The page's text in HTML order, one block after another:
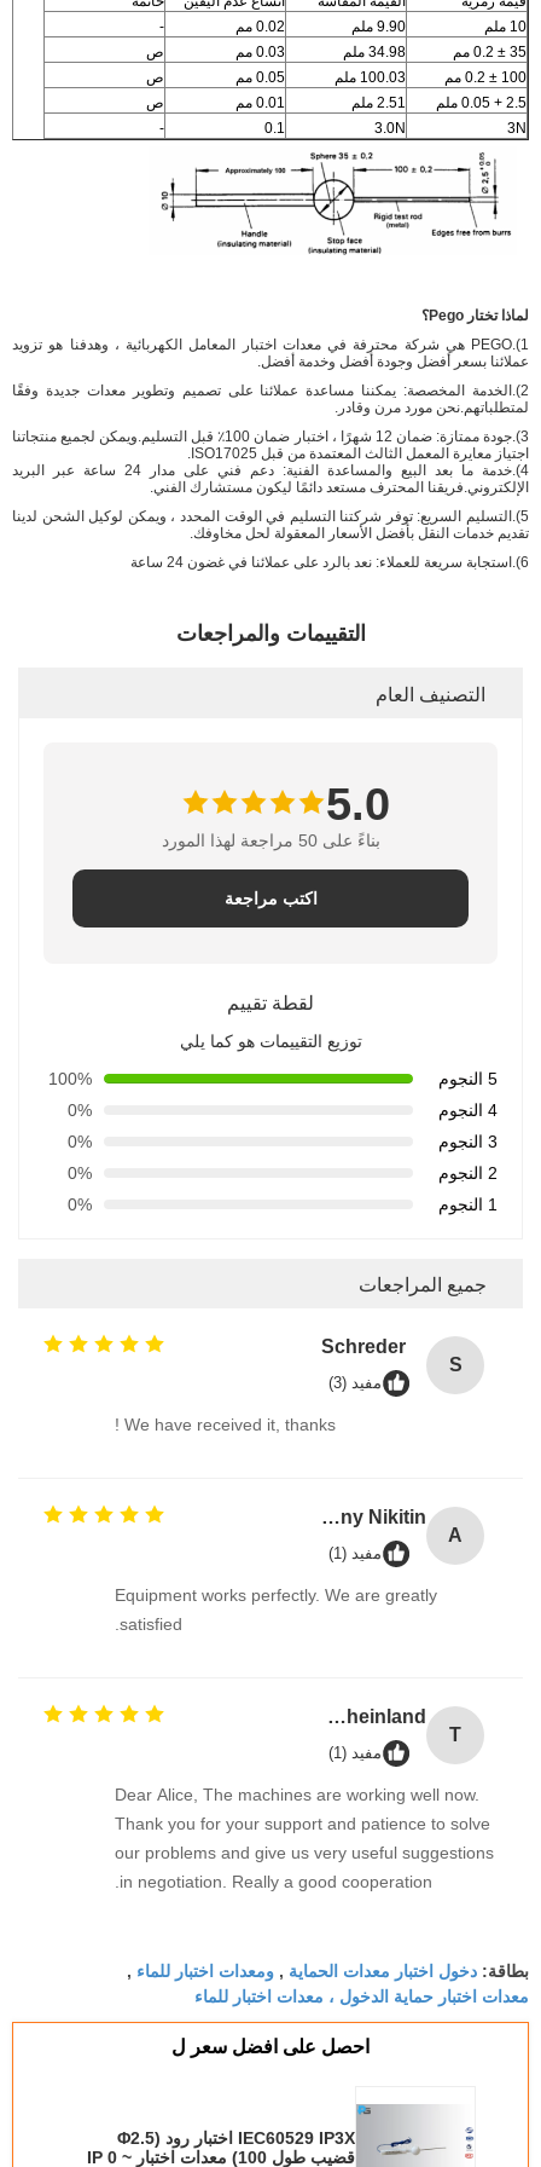
10 ملم
9.90 ملم 0.02 مم
-
35 ± 0.2 مم
34.98 ملم 0.03 مم
ص
100 ± 0.2 مم
100.03 ملم 0.05 مم
ص
2.5 + 0.05 ملم
2.51 ملم 0.01 مم
ص
3N
3.0N
0.1
-
لماذا تختار Pego؟
1).PEGO هي شركة محترفة في معدات اختبار المعامل الكهربائية ، وهدفنا هو تزويد
عملائنا بسعر أفضل وجودة أفضل وخدمة أفضل.
2).الخدمة المخصصة: يمكننا مساعدة عملائنا على تصميم وتطوير معدات جديدة وفقًا
لمتطلباتهم.نحن مورد مرن وقادر.
3).جودة ممتازة: ضمان 12 شهرًا ، اختبار ضمان 100٪ قبل التسليم.ويمكن لجميع منتجاتنا
اجتياز معايرة المعمل الثالث المعتمدة من قبل ISO17025.
4).خدمة ما بعد البيع والمساعدة الفنية: دعم فني على مدار 24 ساعة عبر البريد
الإلكتروني.فريقنا المحترف مستعد دائمًا ليكون مستشارك الفني.
5).التسليم السريع: توفر شركتنا التسليم في الوقت المحدد ، ويمكن لوكيل الشحن لدينا
تقديم خدمات النقل بأفضل الأسعار المعقولة لحل مخاوفك.
6).استجابة سريعة للعملاء: نعد بالرد على عملائنا في غضون 24 ساعة
التقييمات والمراجعات
التصنيف العام
5.0
بناءً على 50 مراجعة لهذا المورد
اكتب مراجعة
لقطة تقييم
توزيع التقييمات هو كما يلي
5 النجوم
100%
4 النجوم
0%
3 النجوم
0%
2 النجوم
0%
1 النجوم
0%
جميع المراجعات
S
Schreder
مفيد (3)
We have received it, thanks !
A
Anthony Nikitin
مفيد (1)
Equipment works perfectly. We are greatly
satisfied.
T
TUV Rheinland
مفيد (1)
Dear Alice, The machines are working well now.
Thank you for your support and patience to solve
our problems and give us very useful suggestions
in negotiation. Really a good cooperation.
بطاقة: دخول اختبار معدات الحماية , ومعدات اختبار للماء ,
معدات اختبار حماية الدخول ، معدات اختبار للماء
احصل على افضل سعر ل
IEC60529 IP3X اختبار رود (Φ2.5
قضيب طول 100) معدات اختبار IP 0 ~